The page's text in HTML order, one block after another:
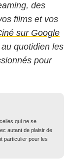
des
films et vos
sur Google
au quotidien les
pour
qui ne se
autant de plaisir de
particulier pour les